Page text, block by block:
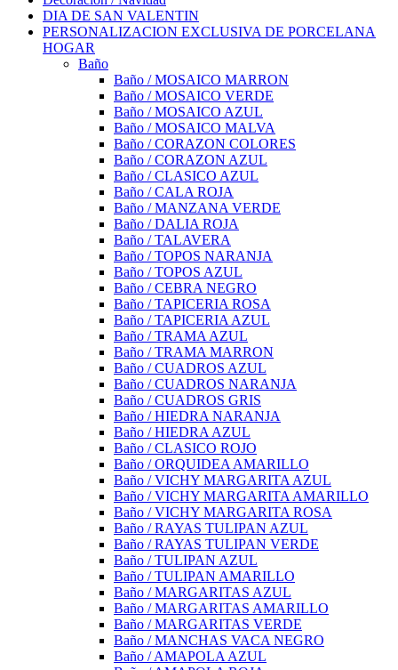
DIA DE SAN VALENTIN
PERSONALIZACION EXCLUSIVA DE PORCELANA
HOGAR
Baño
Baño / MOSAICO MARRON
Baño / MOSAICO VERDE
Baño / MOSAICO AZUL
Baño / MOSAICO MALVA
Baño / CORAZON COLORES
Baño / CORAZON AZUL
Baño / CLASICO AZUL
Baño / CALA ROJA
Baño / MANZANA VERDE
Baño / DALIA ROJA
Baño / TALAVERA
Baño / TOPOS NARANJA
Baño / TOPOS AZUL
Baño / CEBRA NEGRO
Baño / TAPICERIA ROSA
Baño / TAPICERIA AZUL
Baño / TRAMA AZUL
Baño / TRAMA MARRON
Baño / CUADROS AZUL
Baño / CUADROS NARANJA
Baño / CUADROS GRIS
Baño / HIEDRA NARANJA
Baño / HIEDRA AZUL
Baño / CLASICO ROJO
Baño / ORQUIDEA AMARILLO
Baño / VICHY MARGARITA AZUL
Baño / VICHY MARGARITA AMARILLO
Baño / VICHY MARGARITA ROSA
Baño / RAYAS TULIPAN AZUL
Baño / RAYAS TULIPAN VERDE
Baño / TULIPAN AZUL
Baño / TULIPAN AMARILLO
Baño / MARGARITAS AZUL
Baño / MARGARITAS AMARILLO
Baño / MARGARITAS VERDE
Baño / MANCHAS VACA NEGRO
Baño / AMAPOLA AZUL